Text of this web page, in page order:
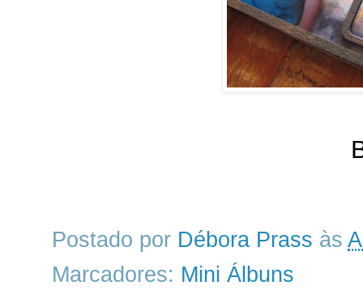
Postado por Débora Prass às
Marcadores: Mini Álbuns